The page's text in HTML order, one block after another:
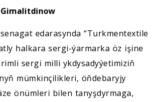
edarasynda “Turkmentextile
halkara sergi-ýarmarka öz işine
sergi milli ykdysadyýetimiziň
mümkinçilikleri, öňdebaryjy
önümleri bilen tanyşdyrmaga,